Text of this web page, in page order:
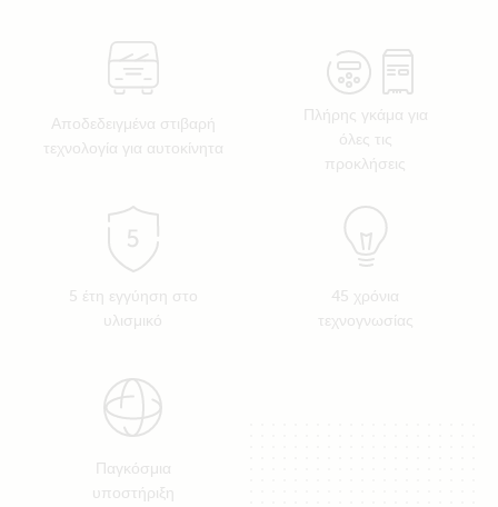
Αποδεδειγμένα στιβαρή
τεχνολογία για αυτοκίνητα
Πλήρης γκάμα για
όλες τις
προκλήσεις
5 έτη εγγύηση στο
υλισμικό
45 χρόνια
τεχνογνωσίας
Παγκόσμια
υποστήριξη